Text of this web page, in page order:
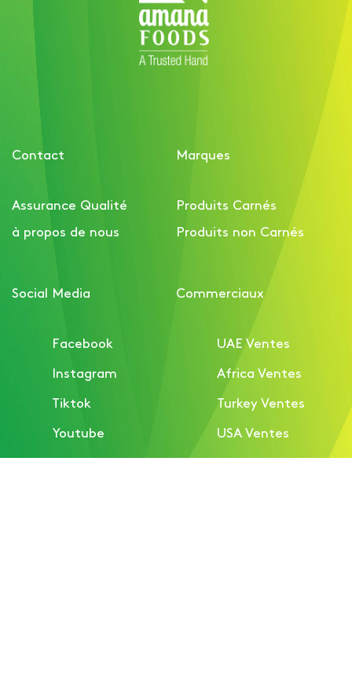
Contact
Assurance Qualité
à propos de nous
Marques
Produits Carnés
Produits non Carnés
Social Media
Facebook
Instagram
Tiktok
Youtube
Commerciaux
UAE Ventes
Africa Ventes
Turkey Ventes
USA Ventes
Europe Ventes